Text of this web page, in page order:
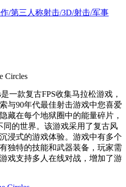
/第三人称射击/3D/射击/军事
Circles
一款复古FPS收集马拉松游戏，
与90年代最佳射击游戏中您喜爱
藏在每个地狱圈中的能量碎片，
同的世界。该游戏采用了复古风
浸式的游戏体验。游戏中有多个
独特的技能和武器装备，玩家需
戏支持多人在线对战，增加了游